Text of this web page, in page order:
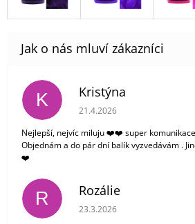
K Kristýna
Hodnocení obchodu je 5 z 5
21.4.2026
Nejlepší, nejvíc miluju ❤️❤️ super
Objednám a do pár dní balík vyzvedávám .
❤️
R Rozálie
Hodnocení obchodu je 3 z 5
23.3.2026